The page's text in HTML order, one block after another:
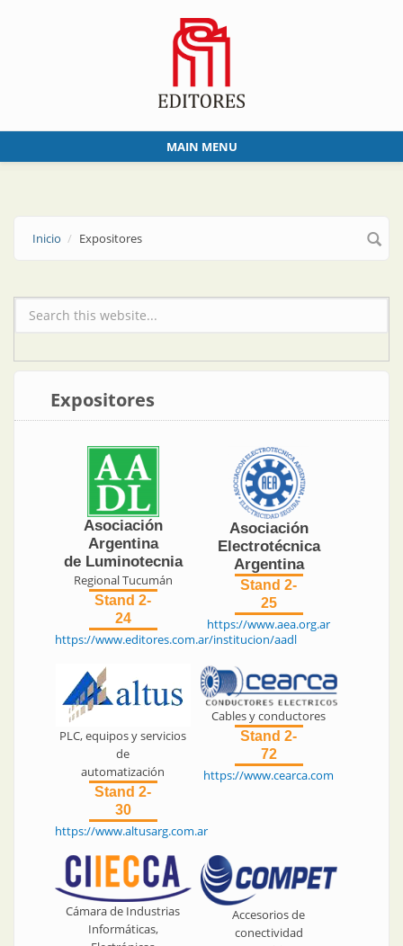
MAIN MENU
Inicio Expositores
Formulario de búsqueda
Expositores
Asociación
Argentina
de Luminotecnia
Regional Tucumán
Stand 2-
24
https://www.editores.com.ar/institucion/aadl
Asociación
Electrotécnica
Argentina
Stand 2-
25
https://www.aea.org.ar
PLC, equipos y servicios
de
automatización
Stand 2-
30
https://www.altusarg.com.ar
Cables y conductores
Stand 2-
72
https://www.cearca.com
Cámara de Industrias
Informáticas,
Accesorios de
conectividad